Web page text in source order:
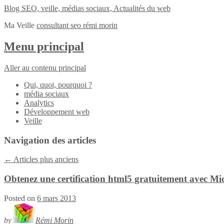
Blog SEO, veille, médias sociaux, Actualités du web
Ma Veille consultant seo rémi morin
Menu principal
Aller au contenu principal
Qui, quoi, pourquoi ?
média sociaux
Analytics
Développement web
Veille
Navigation des articles
← Articles plus anciens
Obtenez une certification html5 gratuitement avec
Posted on 6 mars 2013
by
Rémi Morin